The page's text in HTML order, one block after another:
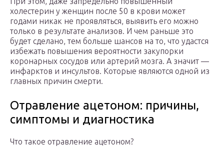
холестерин у женщин после 50 в крови может
годами никак не проявляться, выявить его можно
только в результате анализов. И чем раньше это
будет сделано, тем больше шансов на то, что удастся
избежать повышения вероятности закупорки
коронарных сосудов или артерий мозга. А значит —
инфарктов и инсультов. Которые являются одной из
главных причин смерти.
Отравление ацетоном: причины,
симптомы и диагностика
Что такое отравление ацетоном?